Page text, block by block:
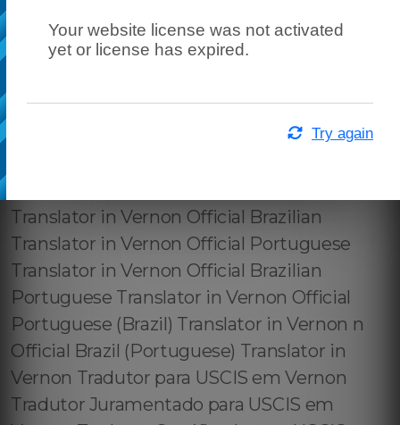
Your website license was not activated
yet or license has expired.
Try again